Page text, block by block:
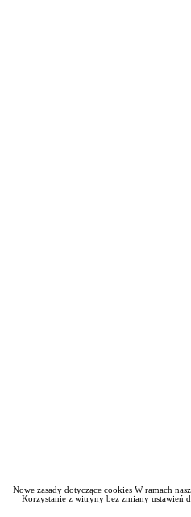
Nowe zasady dotyczące cookies W ramach
Korzystanie z witryny bez zmiany ustawień